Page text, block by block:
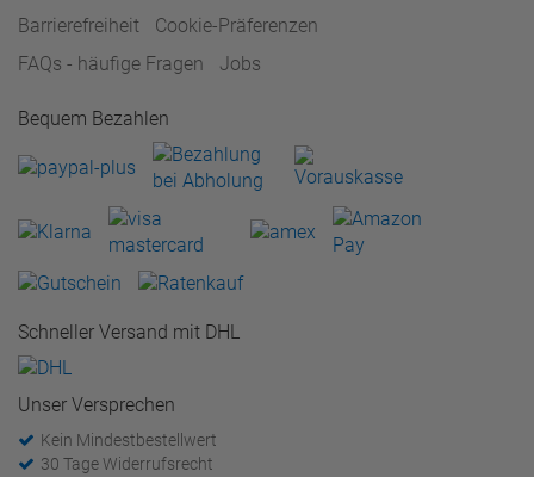
Barrierefreiheit
Cookie-Präferenzen
FAQs - häufige Fragen
Jobs
Bequem Bezahlen
Schneller Versand mit DHL
Unser Versprechen
Kein Mindestbestellwert
30 Tage Widerrufsrecht